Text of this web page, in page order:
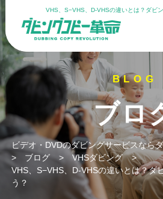
VHS、S−VHS、D-VHSの違いとは？ダビ
ブロ
ビデオ・DVDのダビングサービスなら
> ブログ>VHSダビング>
VHS、S−VHS、D-VHSの違いとは？ダ
う？